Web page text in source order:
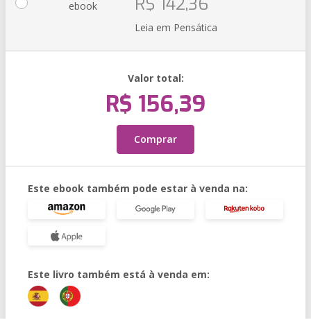
ebook
Leia em Pensática
Valor total:
R$ 156,39
Comprar
Este ebook também pode estar à venda na:
Este livro também está à venda em: